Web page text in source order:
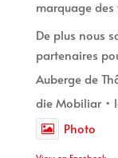
marquage des
De plus nous
partenaires
Auberge de
die Mobiliar •
Photo